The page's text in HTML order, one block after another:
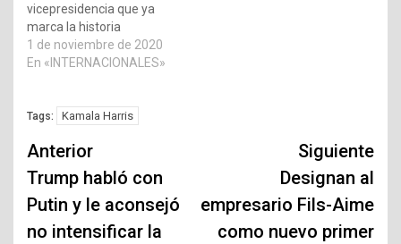
vicepresidencia que ya
marca la historia
1 de noviembre de 2020
En «INTERNACIONALES»
Tags: Kamala Harris
Navegación
de
entradas
Anterior
Trump habló con
Putin y le aconsejó
no intensificar la
Siguiente
Designan al
empresario Fils-Aime
como nuevo primer